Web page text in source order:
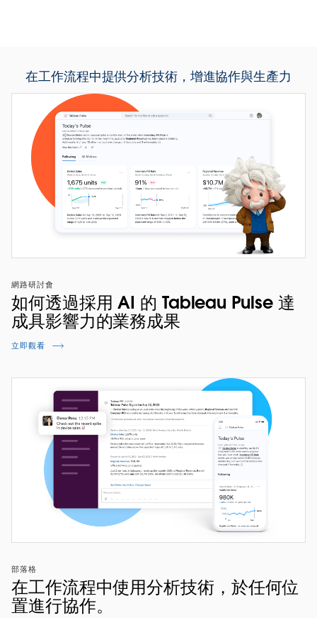
在工作流程中提供分析技術，增進協作與生產力
網路研討會
如何透過採用 AI 的 Tableau Pulse 達
成具影響力的業務成果
立即觀看
部落格
在工作流程中使用分析技術，於任何位
置進行協作。